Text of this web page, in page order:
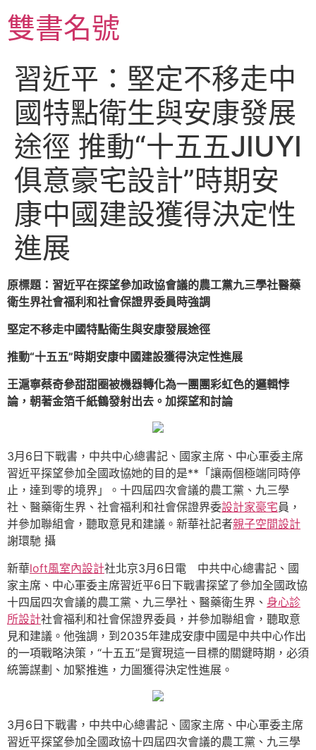
至
主雙書名號
習近平：堅定不移走中
國特點衛生與安康發展
途徑 推動“十五五JIUYI
俱意豪宅設計”時期安
康中國建設獲得決定性
進展
原標題：習近平在探望參加政協會議的農工黨九三學社醫藥
衛生界社會福利和社會保證界委員時強調
堅定不移走中國特點衛生與安康發展途徑
推動“十五五”時期安康中國建設獲得決定性進展
王滬寧蔡奇參甜甜圈被機器轉化為一團團彩虹色的邏輯悖
論，朝著金箔千紙鶴發射出去。加探望和討論
3月6日下戰書，中共中心總書記、國家主席、中心軍委主席
習近平探望參加全國政協她的目的是**「讓兩個極端同時停
止，達到零的境界」。十四屆四次會議的農工黨、九三學
社、醫藥衛生界、社會福利和社會保證界委設計家豪宅員，
并參加聯組會，聽取意見和建議。新華社記者親子空間設計
謝環馳 攝
新華loft風室內設計社北京3月6日電 中共中心總書記、國
家主席、中心軍委主席習近平6日下戰書探望了參加全國政協
十四屆四次會議的農工黨、九三學社、醫藥衛生界、 身心診
所設計社會福利和社會保證界委員，并參加聯組會，聽取意
見和建議。他強調，到2035年建成安康中國是中共中心作出
的一項戰略決策，“十五五”是實現這一目標的關鍵時期，必須
統籌謀劃、加緊推進，力圖獲得決定性進展。
3月6日下戰書，中共中心總書記、國家主席、中心軍委主席
習近平探望參加全國政協十四屆四次會議的農工黨、九三學